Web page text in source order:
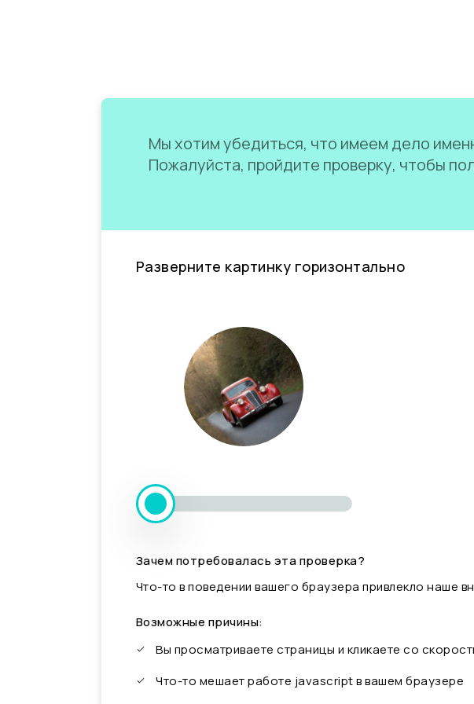
Мы хотим убедиться, что имеем дело
Пожалуйста, пройдите проверку, чтобы
Разверните картинку горизонтально
Зачем потребовалась эта проверка?
Что-то в поведении вашего браузера привлекло наше
Возможные причины:
Вы просматриваете страницы и кликаете со
Что-то мешает работе javascript в вашем браузере